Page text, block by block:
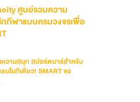
ศูนย์รวมความ
กีฬาแบบครบวงจรเพื่อ
ความสนุก สปอร์ตบาร์สำหรับ
บในทีเดียว! SMART ขอ